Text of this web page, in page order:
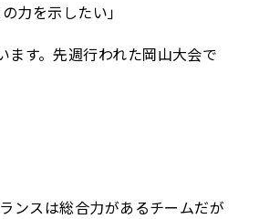
力を示したい」
す。先週行われた岡山大会で
ンスは総合力があるチームだが